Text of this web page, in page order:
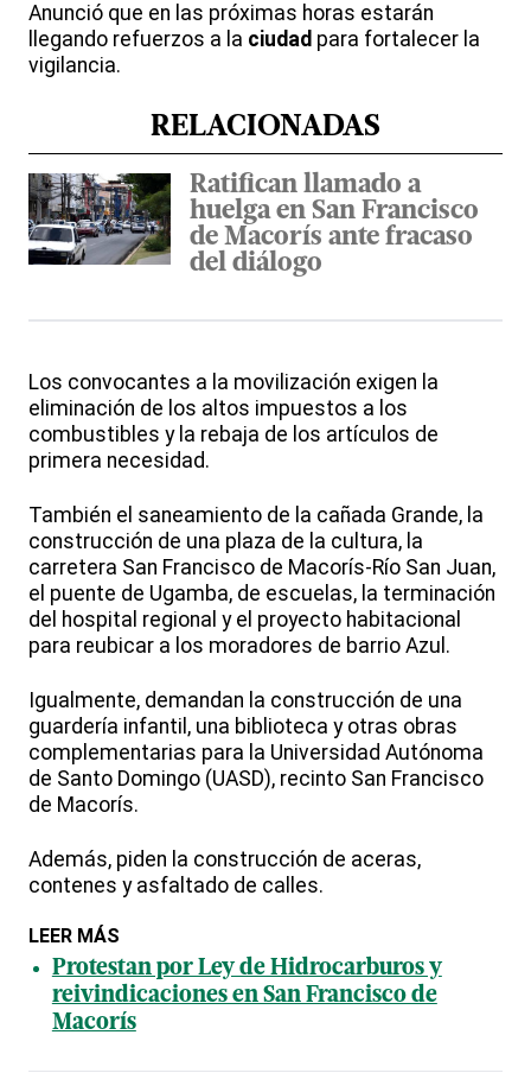
Anunció que en las próximas horas estarán
llegando refuerzos a la ciudad para fortalecer la
vigilancia.
RELACIONADAS
Ratifican llamado a
huelga en San Francisco
de Macorís ante fracaso
del diálogo
Los convocantes a la movilización exigen la
eliminación de los altos impuestos a los
combustibles y la rebaja de los artículos de
primera necesidad.
También el saneamiento de la cañada Grande, la
construcción de una plaza de la cultura, la
carretera San Francisco de Macorís-Río San Juan,
el puente de Ugamba, de escuelas, la terminación
del hospital regional y el proyecto habitacional
para reubicar a los moradores de barrio Azul.
Igualmente, demandan la construcción de una
guardería infantil, una biblioteca y otras obras
complementarias para la Universidad Autónoma
de Santo Domingo (UASD), recinto San Francisco
de Macorís.
Además, piden la construcción de aceras,
contenes y asfaltado de calles.
LEER MÁS
Protestan por Ley de Hidrocarburos y
reivindicaciones en San Francisco de
Macorís